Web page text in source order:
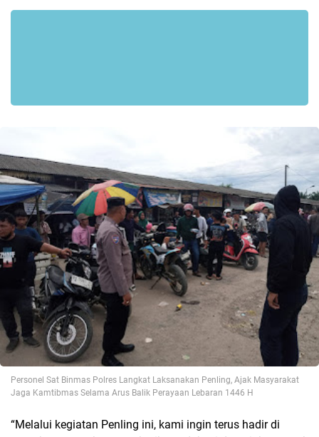
Personel Sat Binmas Polres Langkat Laksanakan Penling, Ajak Masyarakat
Jaga Kamtibmas Selama Arus Balik Perayaan Lebaran 1446 H
“Melalui kegiatan Penling ini, kami ingin terus hadir di